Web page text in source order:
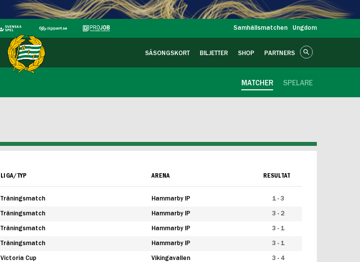
Samhällsmatchen Ungdom
SÄSONGSKORT BILJETTER SHOP PARTNERS
SPELARE
MATCHER
LIGA/TYP ARENA RESULTAT
Träningsmatch Hammarby IP 1 - 3
Träningsmatch Hammarby IP 3 - 2
Träningsmatch Hammarby IP 3 - 1
Träningsmatch Hammarby IP 3 - 1
Victoria Cup Vikingavallen 3 - 4